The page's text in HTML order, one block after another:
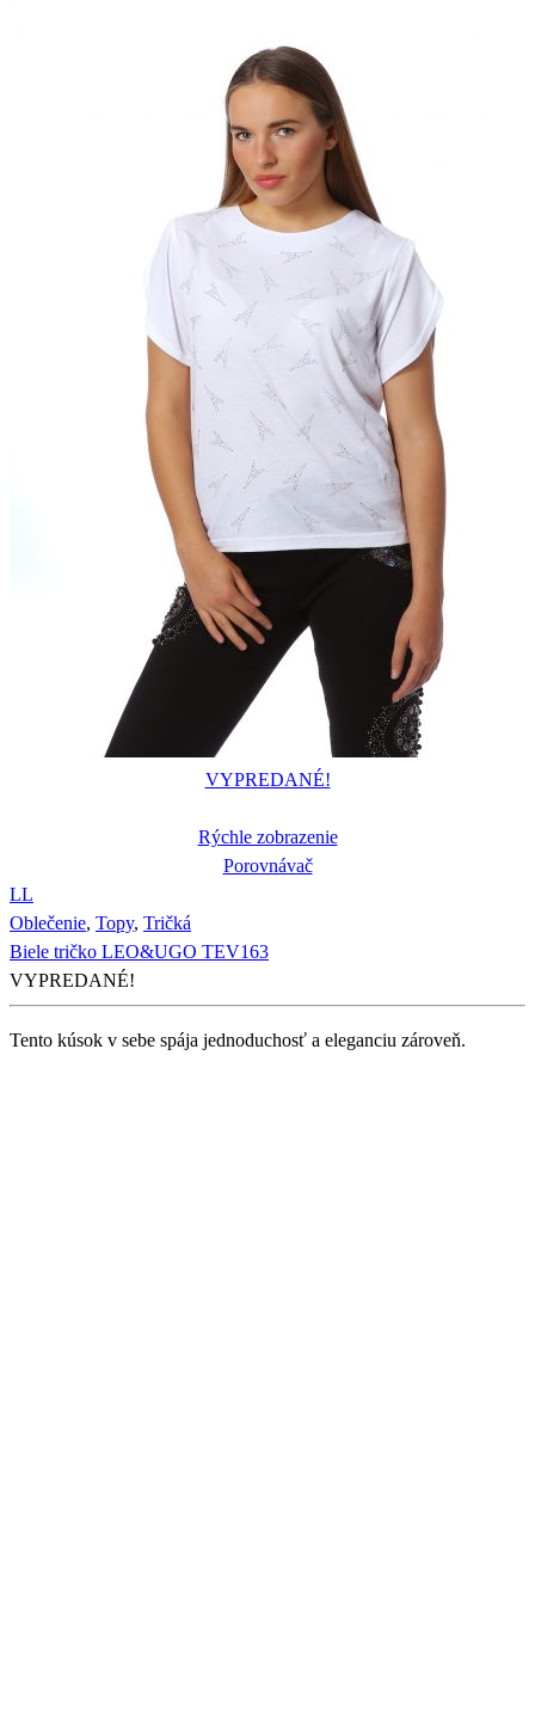
VYPREDANÉ!
Rýchle zobrazenie
Porovnávač
LL
Oblečenie, Topy, Tričká
Biele tričko LEO&UGO TEV163
VYPREDANÉ!
Tento kúsok v sebe spája jednoduchosť a eleganciu zároveň.